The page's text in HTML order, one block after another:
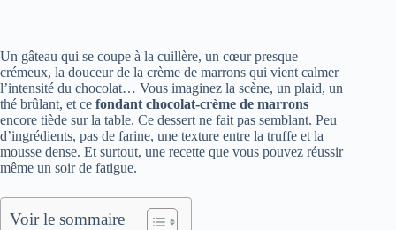
Un gâteau qui se coupe à la cuillère, un cœur presque
crémeux, la douceur de la crème de marrons qui vient calmer
l’intensité du chocolat… Vous imaginez la scène, un plaid, un
thé brûlant, et ce fondant chocolat-crème de marrons
encore tiède sur la table. Ce dessert ne fait pas semblant. Peu
d’ingrédients, pas de farine, une texture entre la truffe et la
mousse dense. Et surtout, une recette que vous pouvez réussir
même un soir de fatigue.
Voir le sommaire